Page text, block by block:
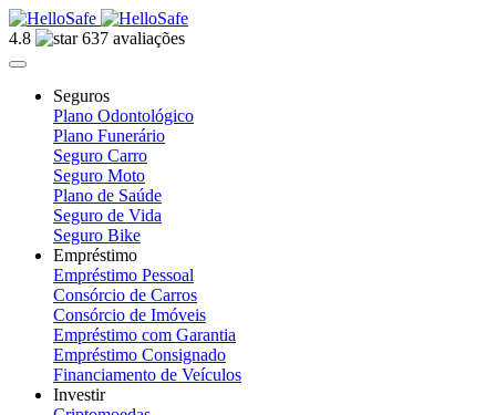
4.8 637 avaliações
Seguros
Plano Odontológico
Plano Funerário
Seguro Carro
Seguro Moto
Plano de Saúde
Seguro de Vida
Seguro Bike
Empréstimo
Empréstimo Pessoal
Consórcio de Carros
Consórcio de Imóveis
Empréstimo com Garantia
Empréstimo Consignado
Financiamento de Veículos
Investir